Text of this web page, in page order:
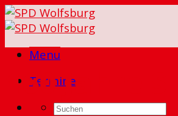
Skip
to
Menu
Termine
160 Jahre